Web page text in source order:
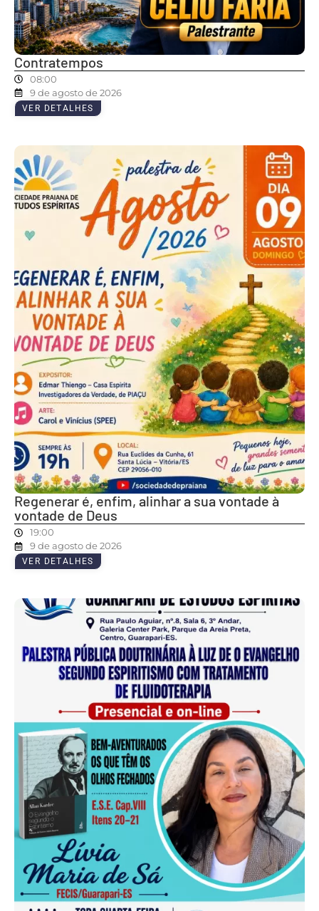
Contratempos
08:00
9 de agosto de 2026
VER DETALHES
Regenerar é, enfim, alinhar a sua vontade à
vontade de Deus
19:00
9 de agosto de 2026
VER DETALHES